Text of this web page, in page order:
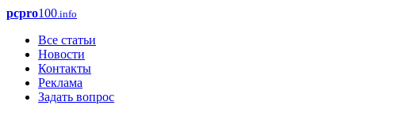
pcpro100.info
Все статьи
Новости
Контакты
Реклама
Задать вопрос